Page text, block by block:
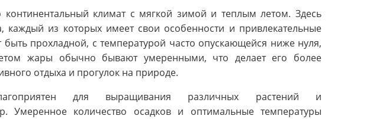
климат с мягкой зимой и теплым летом. Здесь
каждый из которых имеет свои особенности и привлекательные
прохладной, с температурой часто опускающейся ниже нуля,
жары обычно бывают умеренными, что делает его более
отдыха и прогулок на природе.
для выращивания различных растений и
Умеренное количество осадков и оптимальные температуры